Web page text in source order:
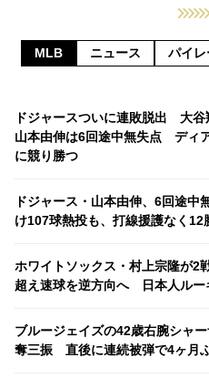
MLB ニュース パイレ
ドジャースついに連敗脱出 大
山本由伸は6回途中無失点 ディ
に競り勝つ
ドジャース・山本由伸、6回途
け107球熱投も、打線援護なく12
ホワイトソックス・村上宗隆が
超え速球を逆方向へ 日本人ルー
ブルージェイズの42歳右腕シャ
奪三振 直後に連続被弾で4ヶ月